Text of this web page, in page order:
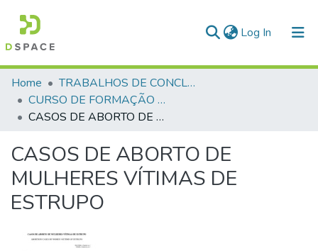
Log In (current)
Communities & Collections
All of DSpace
Home
TRABALHOS DE CONCLUSÃO DE CURSO - CFP (CURSO DE FORMAÇÃO DE PRAÇAS)
CURSO DE FORMAÇÃO DE PRAÇAS - CFP - 2018
CASOS DE ABORTO DE MULHERES VÍTIMAS DE ESTRUPO
CASOS DE ABORTO DE
MULHERES VÍTIMAS DE
ESTRUPO